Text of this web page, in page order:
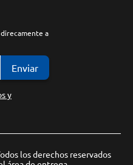
a
Enviar
y
los derechos reservados